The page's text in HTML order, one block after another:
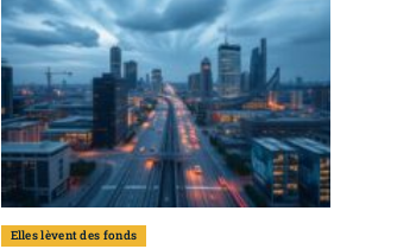
Elles lèvent des fonds